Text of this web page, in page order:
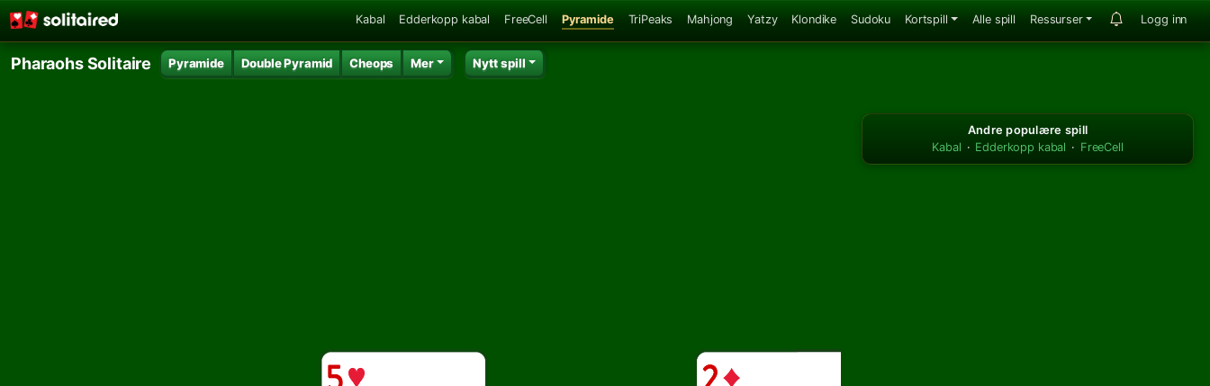
Kabal Edderkopp kabal FreeCell Pyramide TriPeaks Mahjong Yatzy Klondike Sudoku Kortspill Alle spill Ressurser Logg inn
Pharaohs Solitaire Pyramide Double Pyramid Cheops Mer Nytt spill
Andre populære spill
Kabal · Edderkopp kabal · FreeCell